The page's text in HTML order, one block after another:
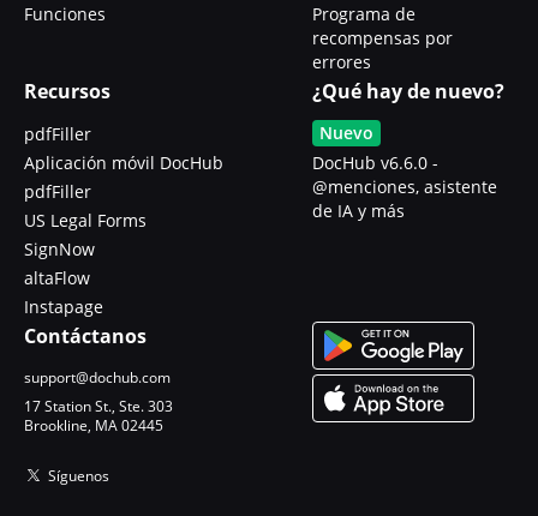
Funciones
Programa de
recompensas por
errores
Recursos
pdfFiller
Aplicación móvil DocHub
pdfFiller
US Legal Forms
SignNow
altaFlow
Instapage
¿Qué hay de nuevo?
Nuevo
DocHub v6.6.0 -
@menciones, asistente
de IA y más
Contáctanos
support@dochub.com
17 Station St., Ste. 303
Brookline, MA 02445
Síguenos